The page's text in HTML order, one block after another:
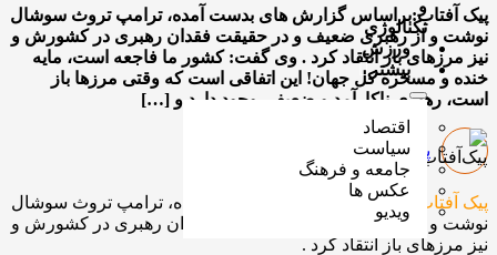
تکنالوژی
ورزش
بیشتر
اقتصاد
سیاست
جامعه و فرهنگ
عکس ها
ویدیو
گزارش های بدست آمده، ترامپ تروث سوشال
رهبری ضعیف و در حقیقت فقدان رهبری در کشورش و
باز انتقاد کرد . وی گفت: کشور ما فاجعه است، مایه
کل جهان! این اتفاقی است که وقتی مرزها باز
ناکارآمد و ضعیفی وجود دارد و […]
پیک‌آفتاب 13 جدی 1403
براساس گزارش های بدست آمده، ترامپ تروث سوشال
رهبری ضعیف و در حقیقت فقدان رهبری در کشورش و
باز انتقاد کرد .